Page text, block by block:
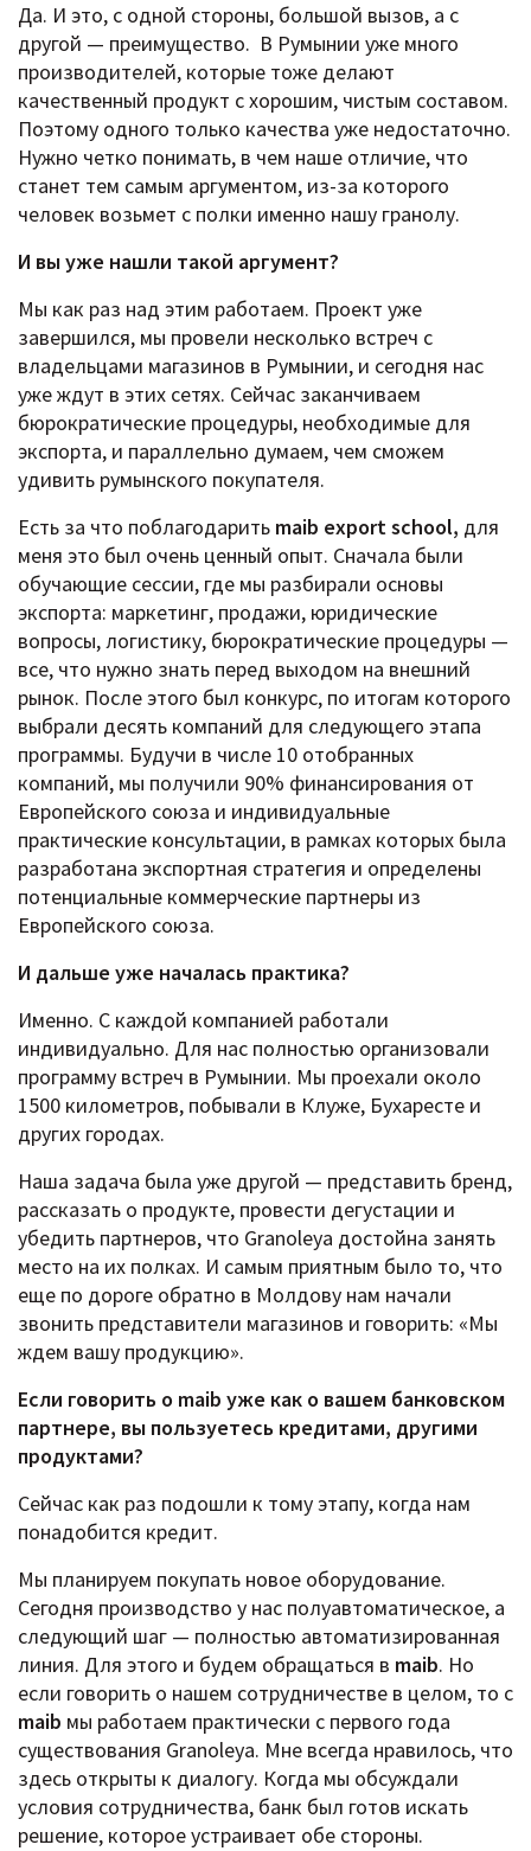
Да. И это, с одной стороны, большой вызов, а с
другой — преимущество. В Румынии уже много
производителей, которые тоже делают
качественный продукт с хорошим, чистым составом.
Поэтому одного только качества уже недостаточно.
Нужно четко понимать, в чем наше отличие, что
станет тем самым аргументом, из-за которого
человек возьмет с полки именно нашу гранолу.
И вы уже нашли такой аргумент?
Мы как раз над этим работаем. Проект уже
завершился, мы провели несколько встреч с
владельцами магазинов в Румынии, и сегодня нас
уже ждут в этих сетях. Сейчас заканчиваем
бюрократические процедуры, необходимые для
экспорта, и параллельно думаем, чем сможем
удивить румынского покупателя.
Есть за что поблагодарить maib export school, для
меня это был очень ценный опыт. Сначала были
обучающие сессии, где мы разбирали основы
экспорта: маркетинг, продажи, юридические
вопросы, логистику, бюрократические процедуры —
все, что нужно знать перед выходом на внешний
рынок. После этого был конкурс, по итогам которого
выбрали десять компаний для следующего этапа
программы. Будучи в числе 10 отобранных
компаний, мы получили 90% финансирования от
Европейского союза и индивидуальные
практические консультации, в рамках которых была
разработана экспортная стратегия и определены
потенциальные коммерческие партнеры из
Европейского союза.
И дальше уже началась практика?
Именно. С каждой компанией работали
индивидуально. Для нас полностью организовали
программу встреч в Румынии. Мы проехали около
1500 километров, побывали в Клуже, Бухаресте и
других городах.
Наша задача была уже другой — представить бренд,
рассказать о продукте, провести дегустации и
убедить партнеров, что Granoleya достойна занять
место на их полках. И самым приятным было то, что
еще по дороге обратно в Молдову нам начали
звонить представители магазинов и говорить: «Мы
ждем вашу продукцию».
Если говорить о maib уже как о вашем банковском
партнере, вы пользуетесь кредитами, другими
продуктами?
Сейчас как раз подошли к тому этапу, когда нам
понадобится кредит.
Мы планируем покупать новое оборудование.
Сегодня производство у нас полуавтоматическое, а
следующий шаг — полностью автоматизированная
линия. Для этого и будем обращаться в maib. Но
если говорить о нашем сотрудничестве в целом, то с
maib мы работаем практически с первого года
существования Granoleya. Мне всегда нравилось, что
здесь открыты к диалогу. Когда мы обсуждали
условия сотрудничества, банк был готов искать
решение, которое устраивает обе стороны.